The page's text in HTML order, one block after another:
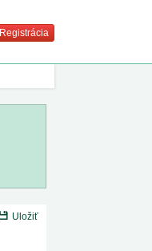
Registrácia
Uložiť